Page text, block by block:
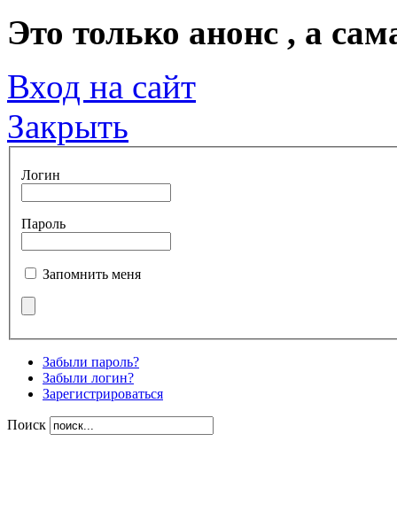
Это только анонс , а
Вход на сайт
Закрыть
Логин
Пароль
Запомнить меня
Забыли пароль?
Забыли логин?
Зарегистрироваться
Поиск